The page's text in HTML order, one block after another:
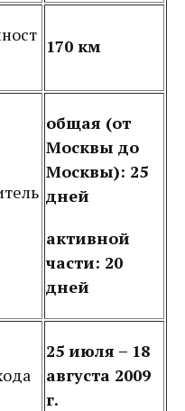
170 км
общая (от
Москвы до
Москвы): 25
дней
активной
части: 20
дней
25 июля – 18
августа 2009
г.